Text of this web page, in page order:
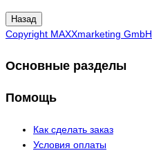
Copyright MAXXmarketing GmbH
Основные разделы
Помощь
Как сделать заказ
Условия оплаты